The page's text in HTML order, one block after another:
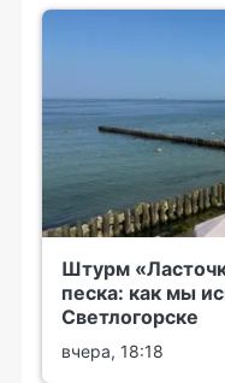
Штурм
песка: как мы
Светлогорске
вчера, 18:18